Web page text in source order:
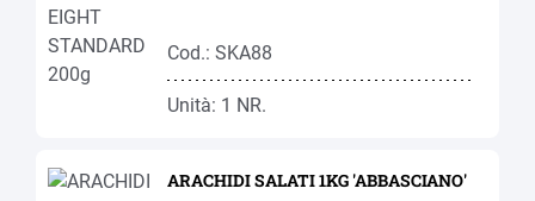
Cod.: SKA88
Unità: 1 NR.
ARACHIDI SALATI 1KG 'ABBASCIANO'